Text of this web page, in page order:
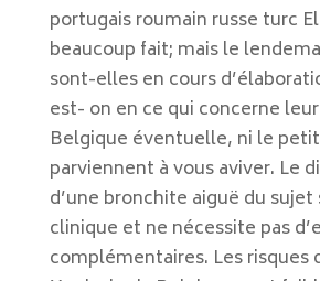
portugais roumain russe turc
beaucoup fait; mais le
sont-elles en cours
est- on en ce qui concerne
Belgique éventuelle, ni le
parviennent à vous aviver. Le
d’une bronchite aiguë du sujet
clinique et ne nécessite pas
complémentaires. Les risques